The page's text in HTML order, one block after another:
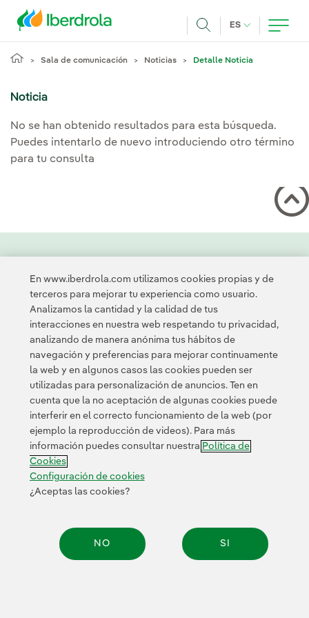
ES IDIOMA
Sala de comunicación Noticias Detalle Noticia
Noticia
No se han obtenido resultados para esta búsqueda.
Puedes intentarlo de nuevo introduciendo otro término
para tu consulta
Transparencia en el uso de la IA Política de cookies
Configuración de cookies Accesibilidad Canal de denuncias
© 2026 Iberdrola, S.A. Reservados todos los derechos.
En www.iberdrola.com utilizamos cookies propias y de
terceros para mejorar tu experiencia como usuario.
Analizamos la cantidad y la calidad de tus
interacciones en nuestra web respetando tu privacidad,
analizando de manera anónima tus hábitos de
navegación y preferencias para mejorar continuamente
la web y en algunos casos las cookies pueden ser
utilizadas para personalización de anuncios. Ten en
cuenta que la no aceptación de algunas cookies puede
interferir en el correcto funcionamiento de la web (por
ejemplo la reproducción de videos). Para más
información puedes consultar nuestra Política de
Cookies
Configuración de cookies
¿Aceptas las cookies?
NO SI